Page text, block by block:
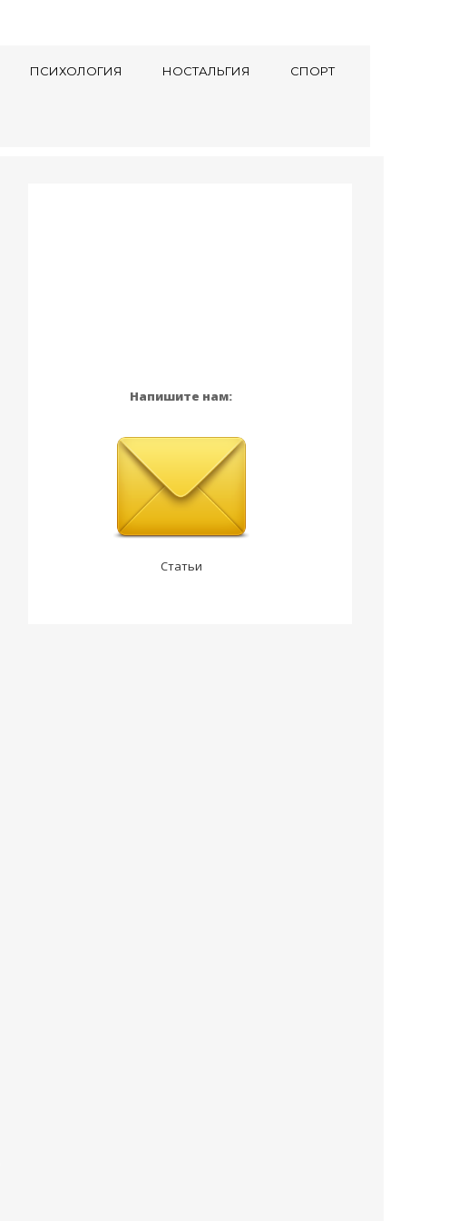
ПСИХОЛОГИЯ НОСТАЛЬГИЯ СПОРТ
Напишите нам:
Статьи